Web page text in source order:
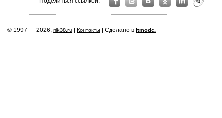
© 1997 — 2026, nik38.ru Контакты | Сделано в itmode.